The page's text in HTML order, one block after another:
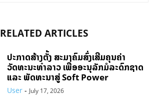
RELATED ARTICLES
ປະກາດສ້າງຕັ້ງ ສະມາຄົມສົ່ງເສີມຄຸນຄ່າ
ວັດທະນະທຳລາວ ເພື່ອອະນຸລັກມໍລະດົກຊາດ
ແລະ ພັດທະນາສູ່ Soft Power
User - July 17, 2026